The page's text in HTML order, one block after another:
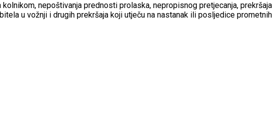
nepoštivanja prednosti prolaska, nepropisnog pretjecanja, prekršaja
u vožnji i drugih prekršaja koji utječu na nastanak ili posljedice prometnih